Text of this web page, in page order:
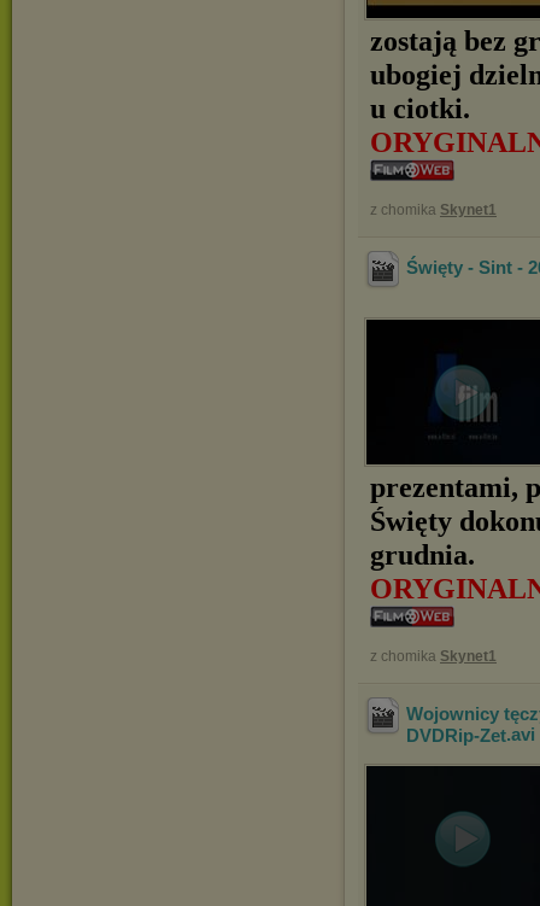
zostają bez
ubogiej
u ciotki.
z chomika Skynet1
Święty - Sint -
prezentami,
Święty
grudnia.
z chomika Skynet1
Wojownicy
DVDRip-Zet.avi